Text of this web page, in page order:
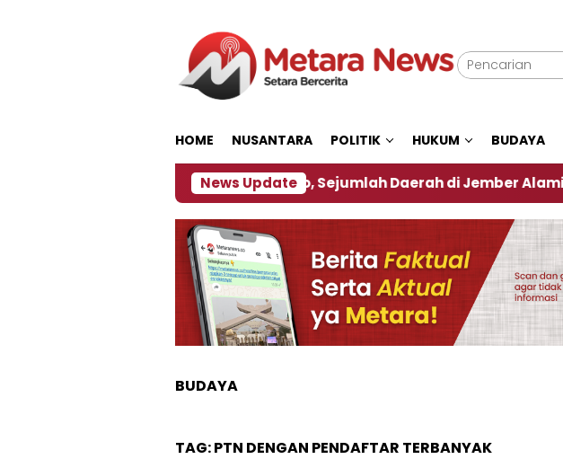
HOME NUSANTARA POLITIK HUKUM BUDAYA
News Update
Dampak El Nino, Sejumlah Daerah di Jember Alami Krisi Air
BUDAYA
TAG:PTN DENGAN PENDAFTAR TERBANYAK